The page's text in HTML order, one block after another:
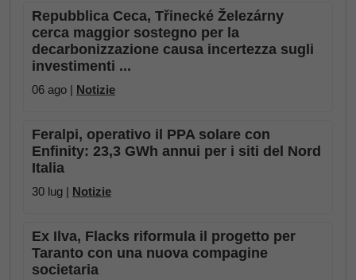
Repubblica Ceca, Třinecké Železárny
cerca maggior sostegno per la
decarbonizzazione causa incertezza sugli
investimenti ...
06 ago | Notizie
Feralpi, operativo il PPA solare con
Enfinity: 23,3 GWh annui per i siti del Nord
Italia
30 lug | Notizie
Ex Ilva, Flacks riformula il progetto per
Taranto con una nuova compagine
societaria